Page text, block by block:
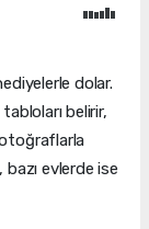
dolar.
belirir,
evlerde ise